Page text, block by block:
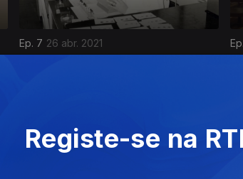
Ep. 7 26 abr. 2021
Registe-se na